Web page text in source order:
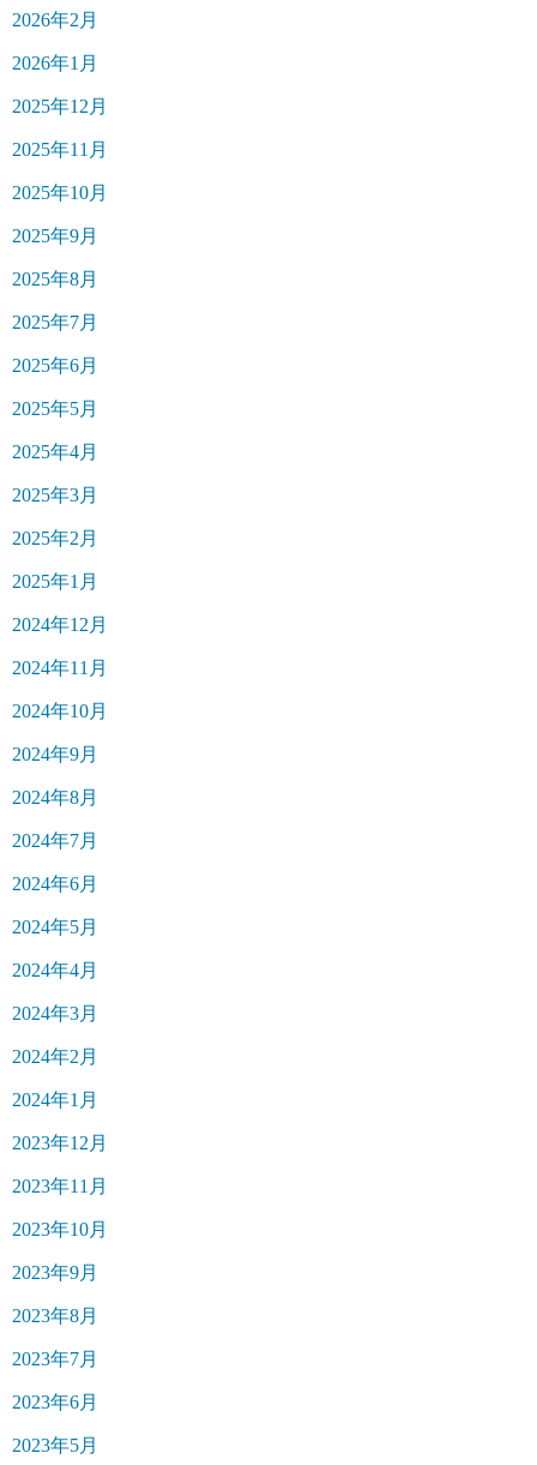
2026年2月
2026年1月
2025年12月
2025年11月
2025年10月
2025年9月
2025年8月
2025年7月
2025年6月
2025年5月
2025年4月
2025年3月
2025年2月
2025年1月
2024年12月
2024年11月
2024年10月
2024年9月
2024年8月
2024年7月
2024年6月
2024年5月
2024年4月
2024年3月
2024年2月
2024年1月
2023年12月
2023年11月
2023年10月
2023年9月
2023年8月
2023年7月
2023年6月
2023年5月